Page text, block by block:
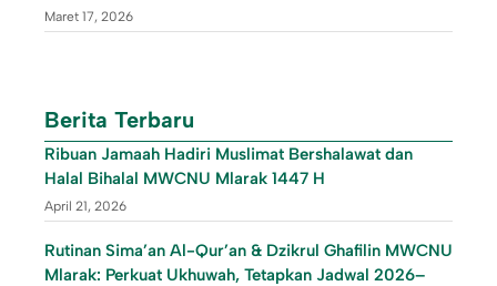
Maret 17, 2026
Berita Terbaru
Ribuan Jamaah Hadiri Muslimat Bershalawat dan
Halal Bihalal MWCNU Mlarak 1447 H
April 21, 2026
Rutinan Sima’an Al-Qur’an & Dzikrul Ghafilin MWCNU
Mlarak: Perkuat Ukhuwah, Tetapkan Jadwal 2026–